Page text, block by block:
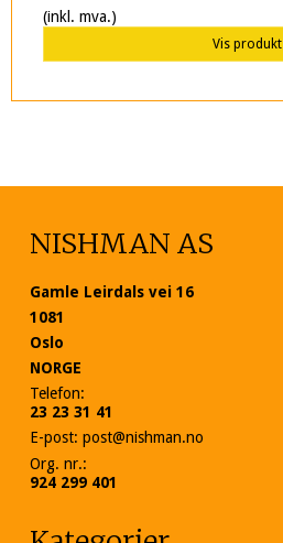
(inkl. mva.)
Vis produkt
NISHMAN AS
Gamle Leirdals vei 16
1081
Oslo
NORGE
Telefon:
23 23 31 41
E-post: post@nishman.no
Org. nr.:
924 299 401